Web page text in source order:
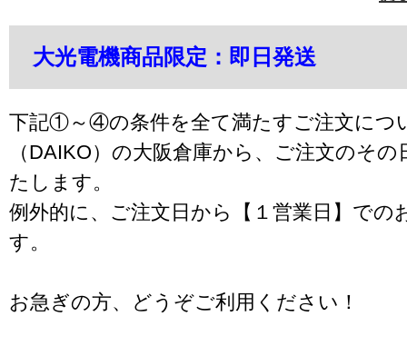
大光電機商品限定：即日発送
下記①～④の条件を全て満たすご注文につ
（DAIKO）の大阪倉庫から、ご注文のそ
たします。
例外的に、ご注文日から【１営業日】での
す。
お急ぎの方、どうぞご利用ください！